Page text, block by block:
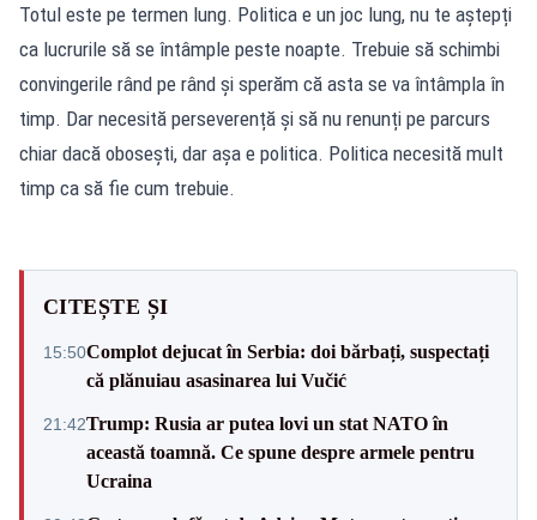
Totul este pe termen lung. Politica e un joc lung, nu te aștepți
ca lucrurile să se întâmple peste noapte. Trebuie să schimbi
convingerile rând pe rând și sperăm că asta se va întâmpla în
timp. Dar necesită perseverență și să nu renunți pe parcurs
chiar dacă obosești, dar așa e politica. Politica necesită mult
timp ca să fie cum trebuie.
CITEȘTE ȘI
15:50Complot dejucat în Serbia: doi bărbați, suspectați
că plănuiau asasinarea lui Vučić
21:42Trump: Rusia ar putea lovi un stat NATO în
această toamnă. Ce spune despre armele pentru
Ucraina